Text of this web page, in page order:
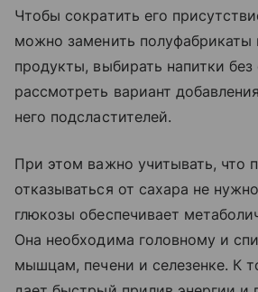
Чтобы сократить его
можно заменить полуфабрикаты
продукты, выбирать напитки
рассмотреть вариант
него подсластителей.
При этом важно учитывать, что
отказываться от сахара не
глюкозы обеспечивает
Она необходима головному и
мышцам, печени и селезенке. К